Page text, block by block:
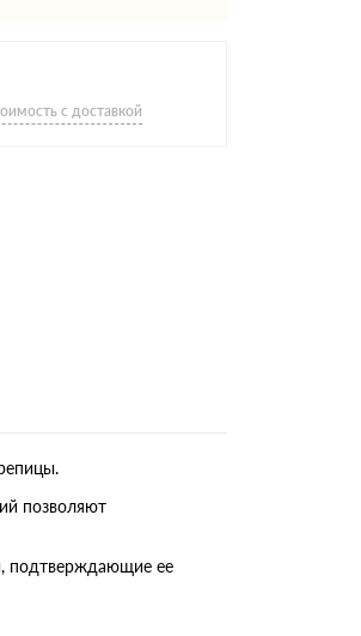
с доставкой
позволяют
подтверждающие ее